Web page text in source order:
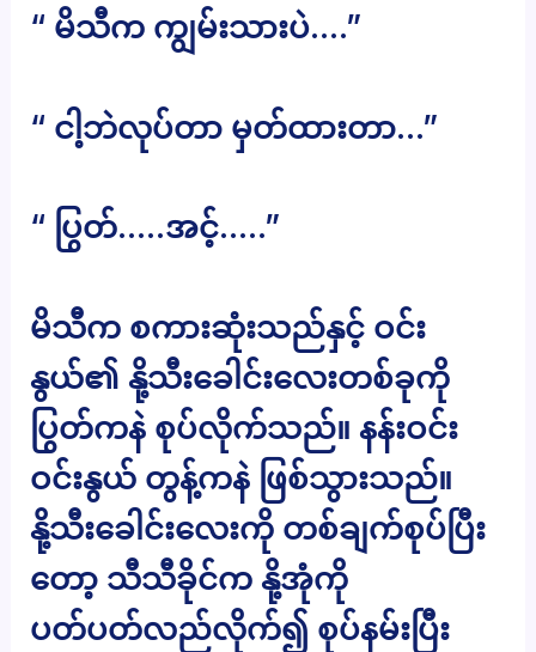
“ မိသီက ကျွမ်းသားပဲ….”
“ ငါ့ဘဲလုပ်တာ မှတ်ထားတာ…”
“ ပြွတ်…..အင့်…..”
မိသီက စကားဆုံးသည်နှင့် ဝင်း
နွယ်၏ နို့သီးခေါင်းလေးတစ်ခုကို
ပြွတ်ကနဲ စုပ်လိုက်သည်။ နန်းဝင်း
ဝင်းနွယ် တွန့်ကနဲ ဖြစ်သွားသည်။
နို့သီးခေါင်းလေးကို တစ်ချက်စုပ်ပြီး
တော့ သီသီခိုင်က နို့အုံကို
ပတ်ပတ်လည်လိုက်၍ စုပ်နမ်းပြီး